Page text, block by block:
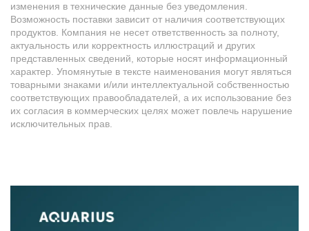
изменения в технические данные без уведомления.
Возможность поставки зависит от наличия соответствующих
продуктов. Компания не несет ответственность за полноту,
актуальность или корректность иллюстраций и других
представленных сведений, которые носят информационный
характер. Упомянутые в тексте наименования могут являться
товарными знаками и/или интеллектуальной собственностью
соответствующих правообладателей, а их использование без
их согласия в коммерческих целях может повлечь нарушение
исключительных прав.